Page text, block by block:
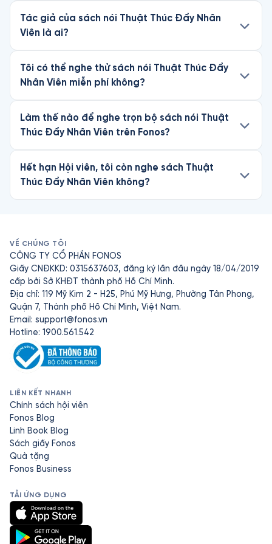
Tác giả của sách nói Thuật Thúc Đẩy Nhân
Viên là ai?
Tôi có thể nghe thử sách nói Thuật Thúc Đẩy
Nhân Viên miễn phí không?
Làm thế nào để nghe trọn bộ sách nói Thuật
Thúc Đẩy Nhân Viên trên Fonos?
Hết hạn Hội viên, tôi còn nghe sách Thuật
Thúc Đẩy Nhân Viên không?
VỀ CHÚNG TÔI
CÔNG TY CỔ PHẦN FONOS
Giấy CNĐKKD: 0315637603, đăng ký lần đầu ngày 18/04/2019
cấp bởi Sở KHĐT thành phố Hồ Chí Minh.
Địa chỉ: 119 Mỹ Kim 2 - H25, Phú Mỹ Hưng, Phường Tân Phong,
Quận 7, Thành phố Hồ Chí Minh, Việt Nam.
Email: support@fonos.vn
Hotline: 1900.561.542
LIÊN KẾT NHANH
Chính sách hội viên
Fonos Blog
Linh Book Blog
Sách giấy Fonos
Quà tặng
Fonos Business
TẢI ỨNG DỤNG